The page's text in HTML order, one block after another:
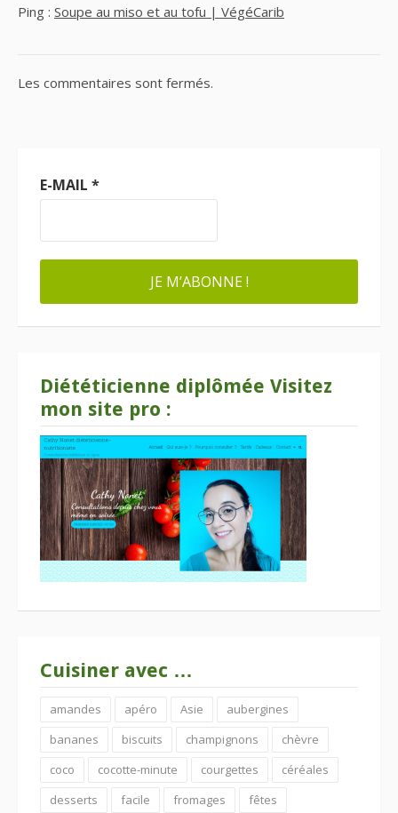
Ping : Soupe au miso et au tofu | VégéCarib
Les commentaires sont fermés.
E-MAIL *
Diététicienne diplômée Visitez
mon site pro :
Cuisiner avec …
amandes apéro Asie
aubergines
bananes
biscuits champignons
chèvre
coco
cocotte-minute courgettes
céréales
desserts
facile fromages fêtes